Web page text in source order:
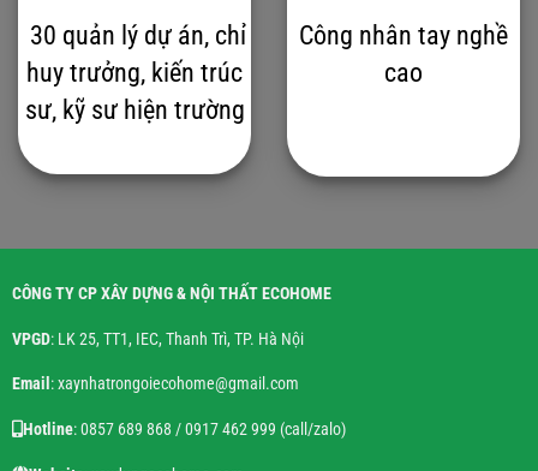
30 quản lý dự án, chỉ
huy trưởng, kiến trúc
sư, kỹ sư hiện trường
Công nhân tay nghề
cao
CÔNG TY CP XÂY DỰNG & NỘI THẤT ECOHOME
VPGD: LK 25, TT1, IEC, Thanh Trì, TP. Hà Nội
Email: xaynhatrongoiecohome@gmail.com
Hotline: 0857 689 868 / 0917 462 999 (call/zalo)